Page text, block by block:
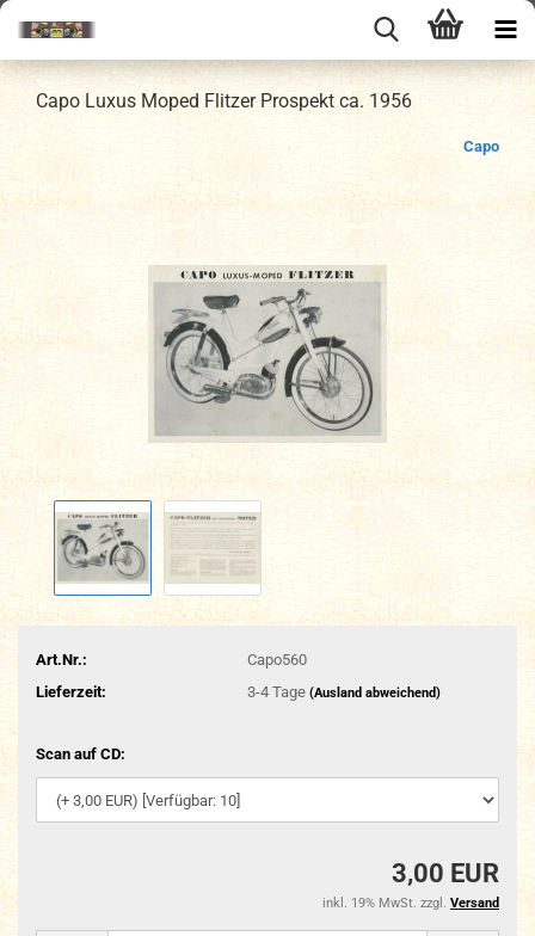
Capo Luxus Moped Flitzer Prospekt ca. 1956
Capo
Art.Nr.:
Capo560
Lieferzeit:
3-4 Tage (Ausland abweichend)
Scan auf CD:
3,00 EUR
inkl. 19% MwSt. zzgl. Versand